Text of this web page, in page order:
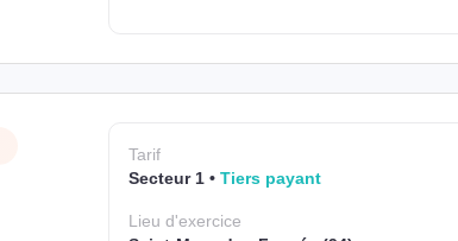
Tarif
Secteur 1
Tiers payant
Lieud'exercice